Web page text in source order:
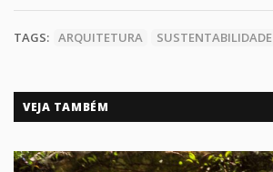
TAGS: ARQUITETURA SUSTENTABILIDADE
VEJA TAMBÉM